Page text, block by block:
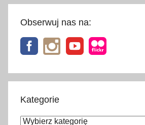
Obserwuj nas na:
Kategorie
Kategorie